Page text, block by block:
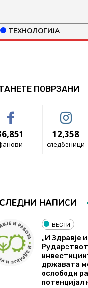
ТЕХНОЛОГИЈА
ПОВРЗАНИ
12,358
следбеници
НАПИСИ
ВЕСТИ
„И Здравје
државата
ослободи
потенцијал